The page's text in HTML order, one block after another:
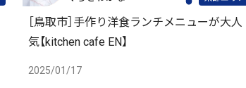
［鳥取市］手作り洋食ランチメニューが大人
気【kitchen cafe EN】
2025/01/17